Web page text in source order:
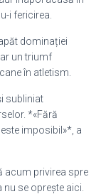
i fericirea.
dominației
un triumf
în atletism.
subliniat
*«Fără
imposibil»*, a
acum privirea spre
nu se oprește aici.